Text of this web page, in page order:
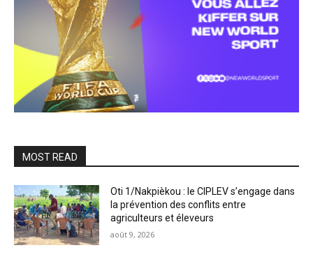
MOST READ
Oti 1/Nakpièkou : le CIPLEV s’engage dans
la prévention des conflits entre
agriculteurs et éleveurs
août 9, 2026